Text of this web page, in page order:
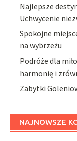
Najlepsze
Uchwycenie
Spokojne
na wybrzeżu
Podróże dla
harmonię i
Zabytki
NAJNOWSZE